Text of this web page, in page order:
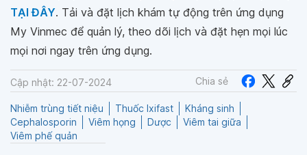
TẠI ĐÂY. Tải và đặt lịch khám tự động trên ứng dụng
My Vinmec để quản lý, theo dõi lịch và đặt hẹn mọi lúc
mọi nơi ngay trên ứng dụng.
Cập nhật: 22-07-2024 Chia sẻ
Nhiễm trùng tiết niệu Thuốc Ixifast
Kháng sinh
Cephalosporin
Viêm họng Dược
Viêm tai giữa
Viêm phế quản